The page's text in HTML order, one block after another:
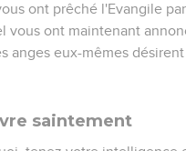
ont prêché l'Evangile
vous ont maintenant
anges eux-mêmes
saintement